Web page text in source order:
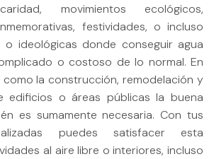
movimientos ecológicos,
festividades, o incluso
o ideológicas donde conseguir agua
o costoso de lo normal. En
la construcción, remodelación y
edificios o áreas públicas la buena
es sumamente necesaria. Con tus
puedes satisfacer esta
al aire libre o interiores, incluso